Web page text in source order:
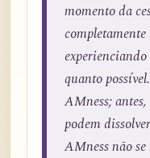
momento da
experienciando
quanto
AMness; antes,
podem
AMness não